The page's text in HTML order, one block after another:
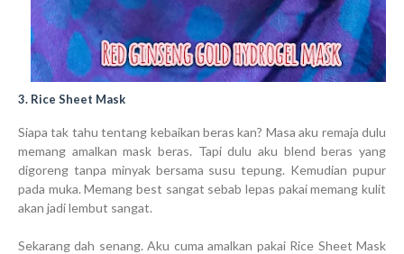
3. Rice Sheet Mask
Siapa tak tahu tentang kebaikan beras kan? Masa aku remaja dulu
memang amalkan mask beras. Tapi dulu aku blend beras yang
digoreng tanpa minyak bersama susu tepung. Kemudian pupur
pada muka. Memang best sangat sebab lepas pakai memang kulit
akan jadi lembut sangat.
Sekarang dah senang. Aku cuma amalkan pakai Rice Sheet Mask